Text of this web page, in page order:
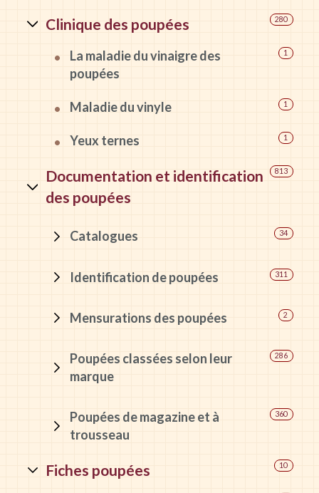
Clinique des poupées 280
La maladie du vinaigre des
poupées
1
Maladie du vinyle 1
Yeux ternes 1
Documentation et identification
des poupées
813
Catalogues 34
Identification de poupées 311
Mensurations des poupées 2
Poupées classées selon leur
marque
286
Poupées de magazine et à
trousseau
360
Fiches poupées 10